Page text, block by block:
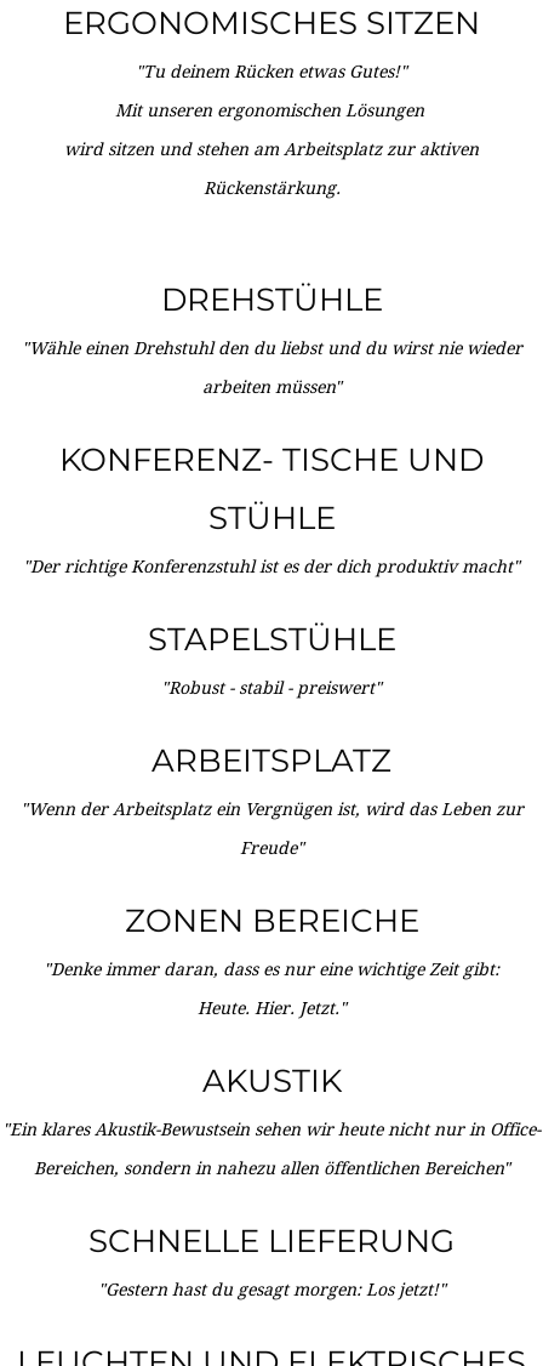
ERGONOMISCHES SITZEN
"Tu deinem Rücken etwas Gutes!"
Mit unseren ergonomischen Lösungen
wird sitzen und stehen am Arbeitsplatz zur aktiven
Rückenstärkung.
DREHSTÜHLE
"Wähle einen Drehstuhl den du liebst und du wirst nie wieder
arbeiten müssen"
KONFERENZ- TISCHE UND
STÜHLE
"Der richtige Konferenzstuhl ist es der dich produktiv macht"
STAPELSTÜHLE
"Robust - stabil - preiswert"
ARBEITSPLATZ
"Wenn der Arbeitsplatz ein Vergnügen ist, wird das Leben zur
Freude"
ZONEN BEREICHE
"Denke immer daran, dass es nur eine wichtige Zeit gibt:
Heute. Hier. Jetzt."
AKUSTIK
"Ein klares Akustik-Bewustsein sehen wir heute nicht nur in Office-
Bereichen, sondern in nahezu allen öffentlichen Bereichen"
SCHNELLE LIEFERUNG
"Gestern hast du gesagt morgen: Los jetzt!"